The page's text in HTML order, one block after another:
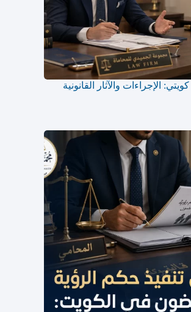
الإجراءات والآثار القانونية